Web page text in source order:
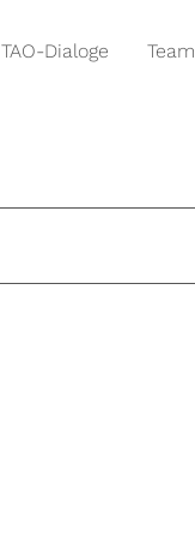
TAO-Dialoge Team